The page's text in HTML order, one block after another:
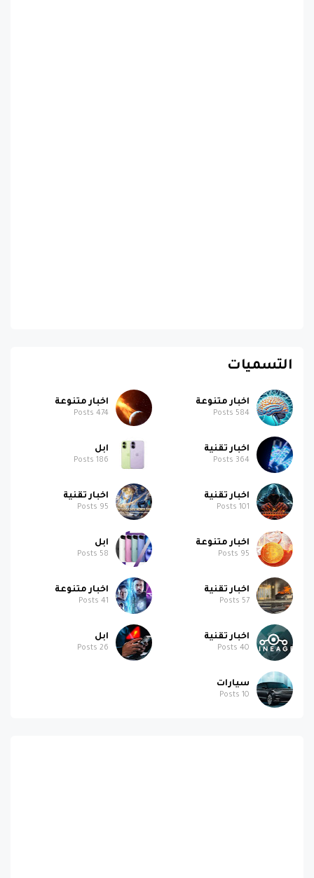
التسميات
اخبار متنوعة
584
اخبار متنوعة
474
اخبار تقنية
364
ابل
186
اخبار تقنية
101
اخبار تقنية
95
اخبار متنوعة
95
ابل
58
اخبار تقنية
57
اخبار متنوعة
41
اخبار تقنية
40
ابل
26
سيارات
10